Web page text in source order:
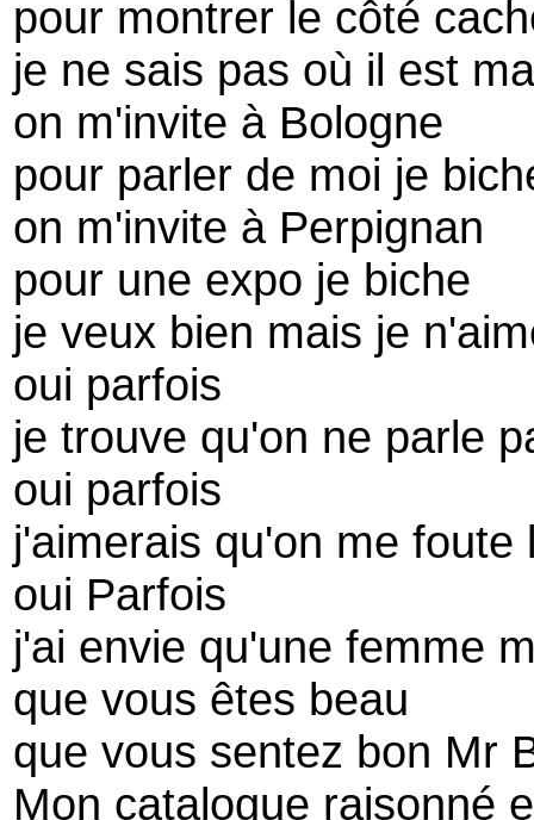
pour montrer le côté
je ne sais pas où il est
on m'invite à Bologne
pour parler de moi je
on m'invite à Perpignan
pour une expo je biche
je veux bien mais je
oui parfois
je trouve qu'on ne parle
oui parfois
j'aimerais qu'on me foute
oui Parfois
j'ai envie qu'une femme
que vous êtes beau
que vous sentez bon Mr
Mon catalogue raisonné